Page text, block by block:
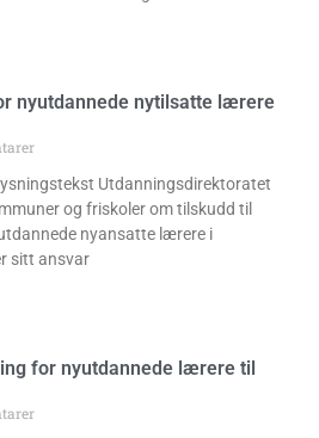
nyutdannede nytilsatte lærere
Utdanningsdirektoratet
og friskoler om tilskudd til
nyansatte lærere i
sitt ansvar
for nyutdannede lærere til